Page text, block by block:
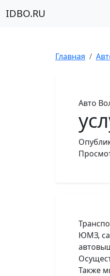
IDBO.RU
Главная
Авто
ЮМЗ,
Также